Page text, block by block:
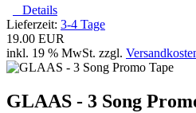
Details
Lieferzeit: 3-4 Tage
19.00 EUR
inkl. 19 % MwSt. zzgl.
GLAAS - 3 Song